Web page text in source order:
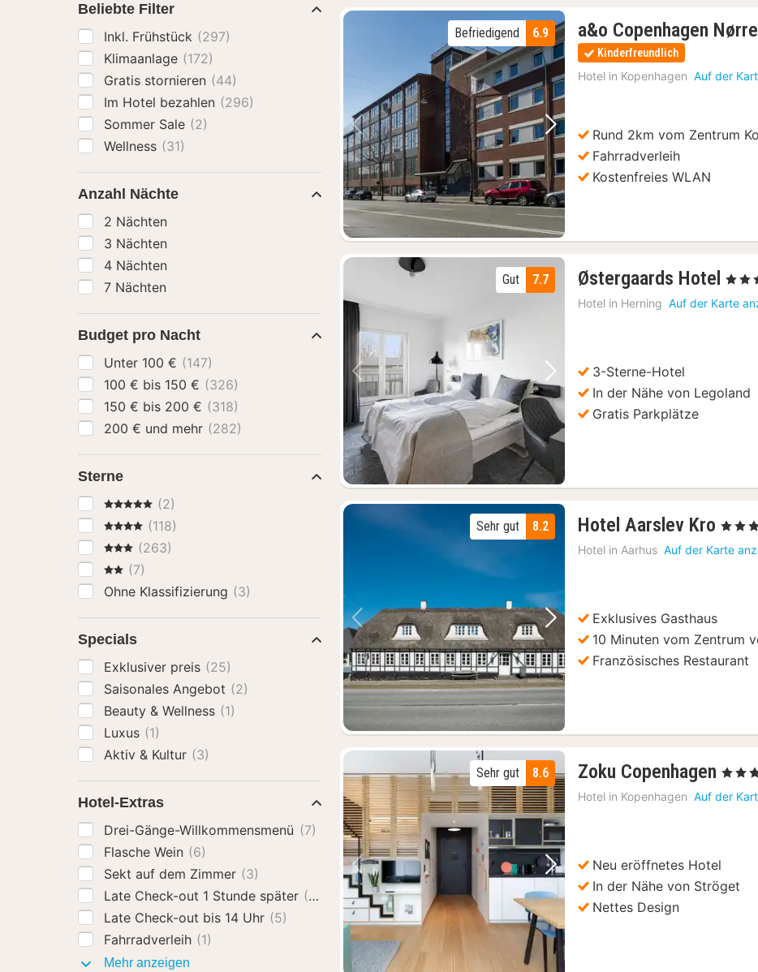
Vorheriges Bild Nächstes Bild
6.9
Befriedigend a&o Copenhagen
Kinderfreundlich
Hotel in Kopenhagen Auf der
Rund 2km vom Zentrum
Fahrradverleih
Kostenfreies WLAN
Vorheriges Bild Nächstes Bild
7.7
Gut Østergaards Hotel 2
ab
, 3
Hotel in Herning Auf der Karte
3-Sterne-Hotel
In der Nähe von Legoland
Gratis Parkplätze
Vorheriges Bild Nächstes Bild
8.2
Sehr gut Hotel Aarslev Kro 1
ab
, 3
Hotel in Aarhus Auf der Karte
Exklusives Gasthaus
10 Minuten vom Zentrum
Französisches Restaurant
Vorheriges Bild Nächstes Bild
8.6
Sehr gut Zoku Copenhagen 1
ab
, 4
Hotel in Kopenhagen Auf der
Neu eröffnetes Hotel
In der Nähe von Ströget
Nettes Design
Beliebte Filter
Inkl. Frühstück (297)
Klimaanlage (172)
Gratis stornieren (44)
Im Hotel bezahlen (296)
Sommer Sale (2)
Wellness (31)
Anzahl Nächte
2 Nächten
3 Nächten
4 Nächten
7 Nächten
Budget pro Nacht
Unter 100 € (147)
100 € bis 150 € (326)
150 € bis 200 € (318)
200 € und mehr (282)
Sterne
5 Sterne (2)
4 Sterne(118)
3 Sterne(263)
2 Sterne
(7)
Ohne Klassifizierung (3)
Specials
Exklusiver preis (25)
Saisonales Angebot (2)
Beauty & Wellness (1)
Luxus (1)
Aktiv & Kultur (3)
Hotel-Extras
Drei-Gänge-Willkommensmenü (7)
Flasche Wein (6)
Sekt auf dem Zimmer (3)
Late Check-out 1 Stunde später (8)
Late Check-out bis 14 Uhr (5)
Fahrradverleih (1)
Mehr anzeigen